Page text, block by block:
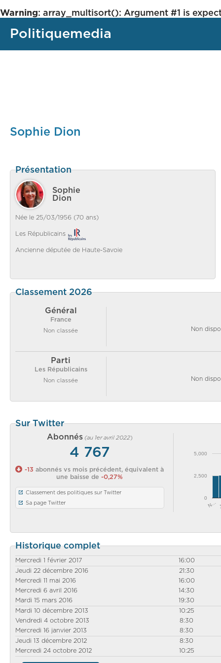
Warning: array_multisort(): Argument #1 is
Politiquemedia
Sophie Dion
Présentation
Sophie
Dion
Née le 25/03/1956 (70 ans)
Les Républicains
Ancienne députée de Haute-Savoie
Classement 2026
Général
France
Non classée Non
Parti
Les Républicains
Non classée Non
Sur Twitter
Abonnés (au 1er avril 2022)
4 767
-13abonnés vs mois précédent, équivalent à
une baisse de-0,27%
Classement des politiques sur Twitter
Sa page Twitter
N…
0
2,500
5,000
Historique complet
Mercredi 1 février 2017 16:00
Jeudi 22 décembre 2016
21:30
Mercredi 11 mai 2016
16:00
Mercredi 6 avril 2016
14:30
Mardi 15 mars 2016
19:30
Mardi 10 décembre 2013
10:25
Vendredi 4 octobre 2013
8:30
Mercredi 16 janvier 2013
8:30
Jeudi 13 décembre 2012
8:30
Mercredi 24 octobre 2012
10:25